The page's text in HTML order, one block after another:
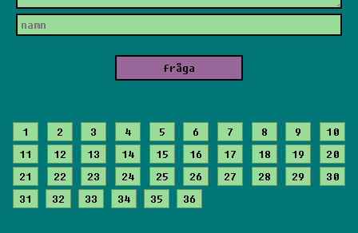
1 2 3 4 5 6 7 8 9
10
11
12 13 14 15 16 17 18 19
20
21
22 23 24 25 26 27 28 29
30
31
32 33 34 35 36